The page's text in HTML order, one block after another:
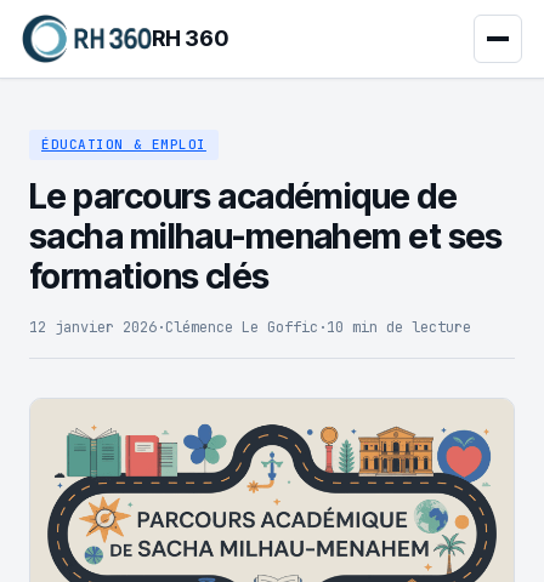
RH 360
ÉDUCATION & EMPLOI
Le parcours académique de
sacha milhau-menahem et ses
formations clés
12 janvier 2026·Clémence Le Goffic ·10 min de lecture